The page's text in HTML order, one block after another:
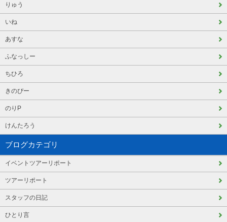
りゅう
いね
あすな
ふなっしー
ちひろ
きのぴー
のりP
けんたろう
ブログカテゴリ
イベントツアーリポート
ツアーリポート
スタッフの日記
ひとり言